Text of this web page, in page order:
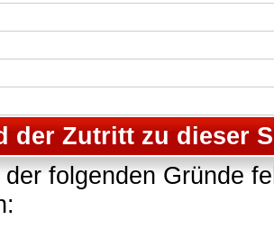
der Zutritt zu dieser
folgenden Gründe